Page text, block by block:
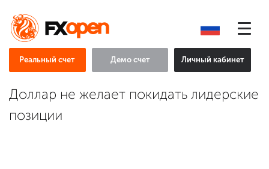
Реальный счет Демо счет Личный кабинет
Доллар не желает покидать лидерские
позиции